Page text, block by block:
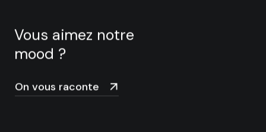
Vous aimez notre
mood ?
On vous raconte